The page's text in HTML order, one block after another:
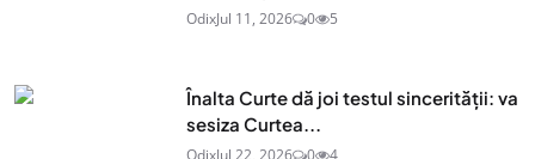
OdixJul 11, 2026 0 5
Înalta Curte dă joi testul sincerității: va
sesiza Curtea...
OdixJul 22, 2026 0 4